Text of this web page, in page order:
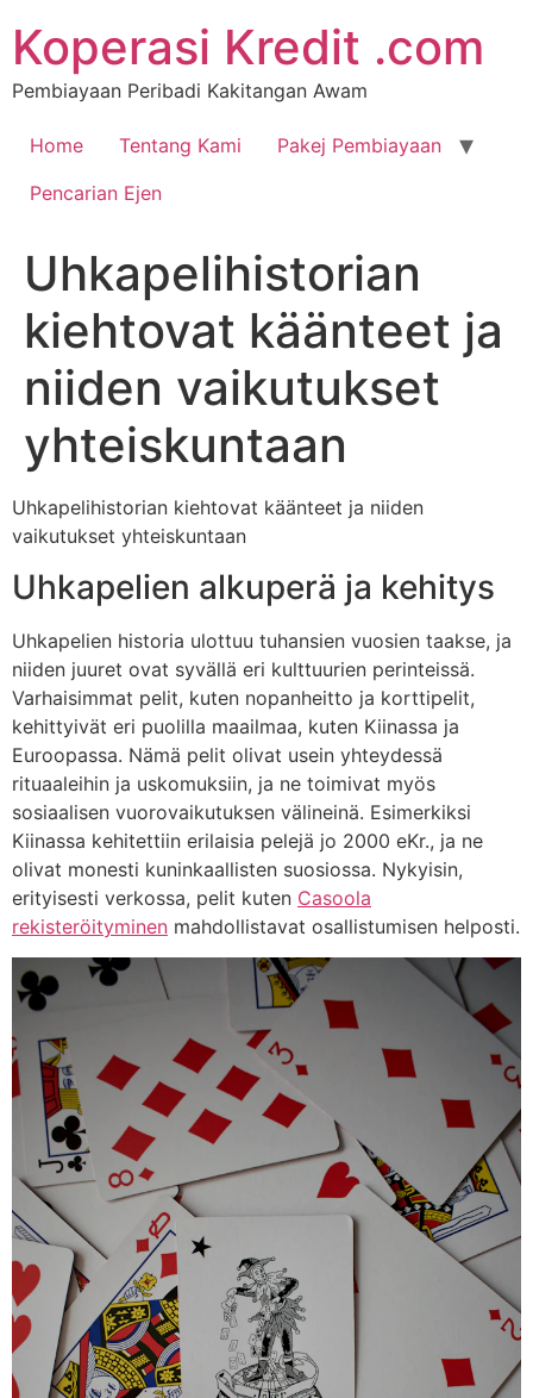
Koperasi Kredit .com
Pembiayaan Peribadi Kakitangan Awam
Home Tentang Kami
Pakej Pembiayaan
Pencarian Ejen
Uhkapelihistorian
kiehtovat käänteet ja
niiden vaikutukset
yhteiskuntaan
Uhkapelihistorian kiehtovat käänteet ja niiden
vaikutukset yhteiskuntaan
Uhkapelien alkuperä ja kehitys
Uhkapelien historia ulottuu tuhansien vuosien taakse, ja
niiden juuret ovat syvällä eri kulttuurien perinteissä.
Varhaisimmat pelit, kuten nopanheitto ja korttipelit,
kehittyivät eri puolilla maailmaa, kuten Kiinassa ja
Euroopassa. Nämä pelit olivat usein yhteydessä
rituaaleihin ja uskomuksiin, ja ne toimivat myös
sosiaalisen vuorovaikutuksen välineinä. Esimerkiksi
Kiinassa kehitettiin erilaisia pelejä jo 2000 eKr., ja ne
olivat monesti kuninkaallisten suosiossa. Nykyisin,
erityisesti verkossa, pelit kuten Casoola
rekisteröityminen mahdollistavat osallistumisen helposti.